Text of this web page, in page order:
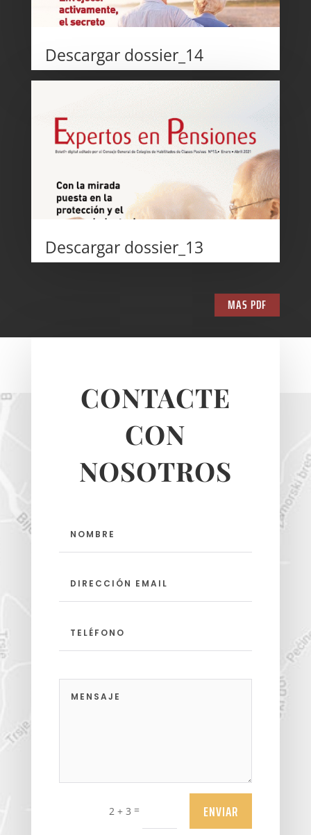
Descargar dossier_14
Descargar dossier_13
MAS PDF
CONTACTE
CON
NOSOTROS
2 + 3 = ENVIAR